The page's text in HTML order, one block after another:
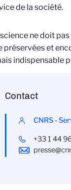
de la société.
ne doit
préservées et
indispensable
Contact
CNRS -
+33 1 44